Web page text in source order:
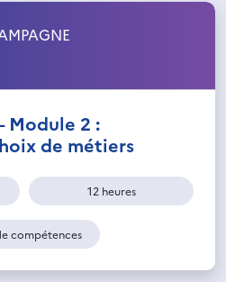
Module 2 :
de métiers
12 heures
compétences